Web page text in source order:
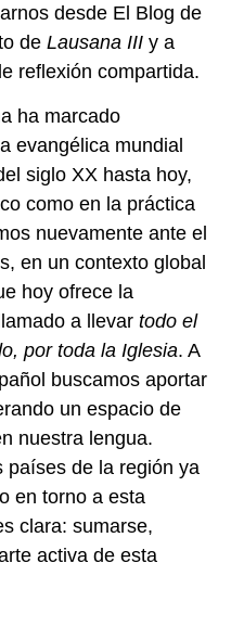
desde El Blog de
deLausana III y a
reflexión compartida.
ha marcado
evangélica mundial
siglo XX hasta hoy,
como en la práctica
nuevamente ante el
en un contexto global
hoy ofrece la
a llevartodo el
por toda la Iglesia. A
buscamos aportar
un espacio de
nuestra lengua.
países de la región ya
en torno a esta
clara: sumarse,
activa de esta